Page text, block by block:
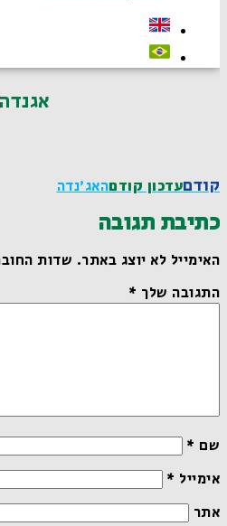
אגנדה 2
קודםעדכון קודםהאג׳נדה
כתיבת תגובה
האימייל לא יוצג באתר.שדות
התגובה שלך*
שם*
אימייל*
אתר